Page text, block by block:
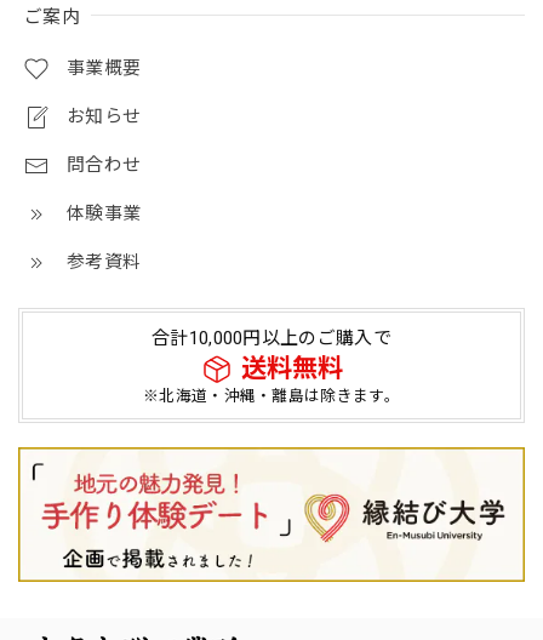
ご案内
事業概要
お知らせ
問合わせ
体験事業
参考資料
合計10,000円以上のご購入で
送料無料
※北海道・沖縄・離島は除きます。